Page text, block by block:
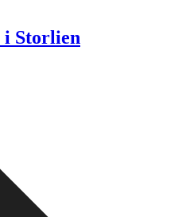
i Storlien